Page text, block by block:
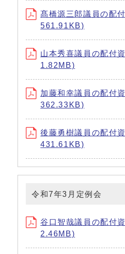
髙橋源三郎議員の配
561.91KB)
山本秀喜議員の配付
1.82MB)
加藤和幸議員の配付
362.33KB)
後藤勇樹議員の配付
431.61KB)
令和7年3月定例会
谷口智哉議員の配付
2.46MB)